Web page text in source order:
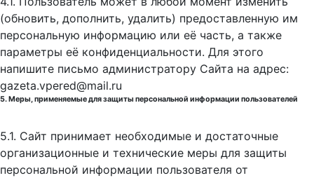
(обновить, дополнить, удалить) предоставленную им
персональную информацию или её часть, а также
параметры её конфиденциальности. Для этого
напишите письмо администратору Сайта на адрес:
gazeta.vpered@mail.ru
5. Меры, применяемые для защиты персональной информации пользователей
5.1. Сайт принимает необходимые и достаточные
организационные и технические меры для защиты
персональной информации пользователя от